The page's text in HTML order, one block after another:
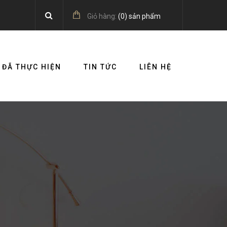
Giỏ hàng: (0) sản phẩm
THỰC HIỆN TIN TỨC LIÊN HỆ